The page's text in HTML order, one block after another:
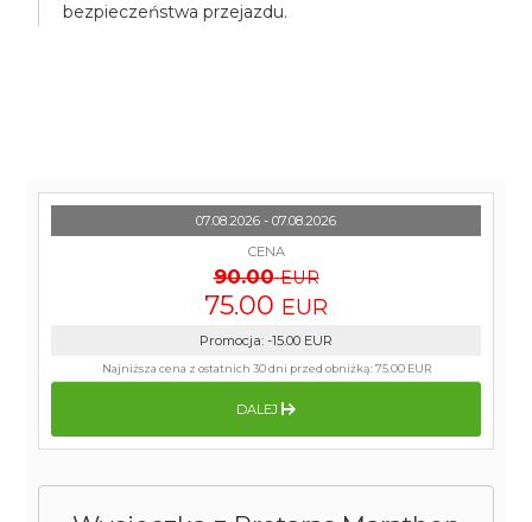
bezpieczeństwa przejazdu.
07.08.2026 - 07.08.2026
CENA
90.00 EUR
75.00 EUR
Promocja: -15.00 EUR
Najniższa cena z ostatnich 30 dni przed obniżką:75.00 EUR
DALEJ